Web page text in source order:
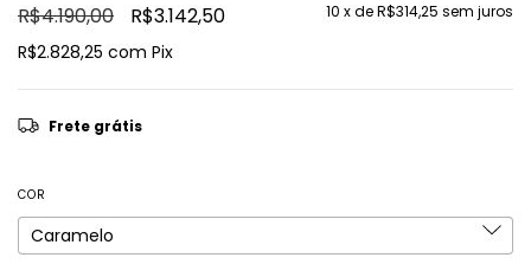
R$4.190,00 R$3.142,50 10 x deR$314,25 sem juros
R$2.828,25 com Pix
Frete grátis
COR